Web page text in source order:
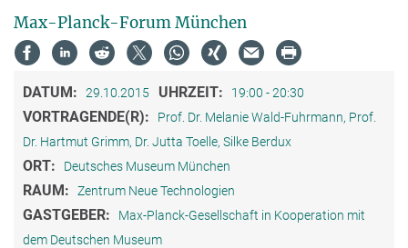
Max-Planck-Forum München
DATUM: 29.10.2015 UHRZEIT: 19:00 - 20:30
VORTRAGENDE(R):
Prof. Dr. Melanie Wald-Fuhrmann, Prof.
Dr. Hartmut Grimm, Dr. Jutta Toelle, Silke Berdux
ORT: Deutsches Museum München
RAUM: Zentrum Neue Technologien
GASTGEBER:
Max-Planck-Gesellschaft in Kooperation mit
dem Deutschen Museum